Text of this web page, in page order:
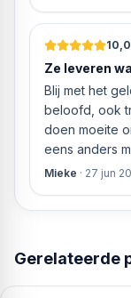
10,0
Ze leveren
Blij met het
beloofd, ook
doen moeite
eens anders
Mieke · 27 jun
Gerelateerde